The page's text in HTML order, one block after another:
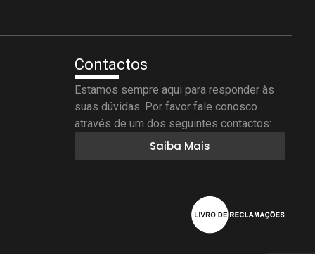
Contactos
Estamos sempre aqui para responder às
suas dúvidas. Por favor fale conosco
através de um dos seguintes contactos:
Saiba Mais